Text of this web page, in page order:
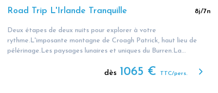
Road Trip L'Irlande Tranquille 8j/7n
Deux étapes de deux nuits pour explorer à votre
rythme.L'imposante montagne de Croagh Patrick, haut lieu de
pélérinage.Les paysages lunaires et uniques du Burren.La...
dès 1065 € TTC/pers.